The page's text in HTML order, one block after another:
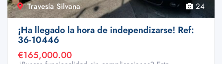
Travesía Silvana 24
¡Ha llegado la hora de independizarse! Ref:
36-10446
€165,000.00